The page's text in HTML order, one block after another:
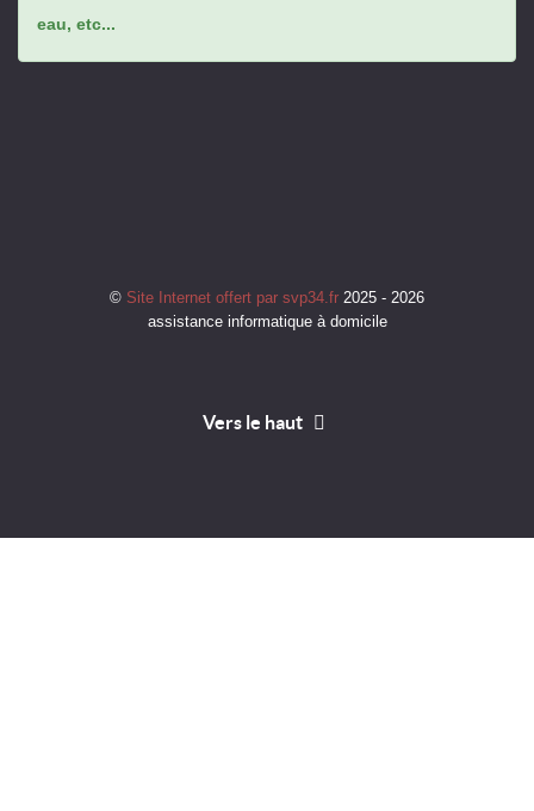
eau, etc...
© Site Internet offert par svp34.fr 2025 - 2026
assistance informatique à domicile
Vers le haut